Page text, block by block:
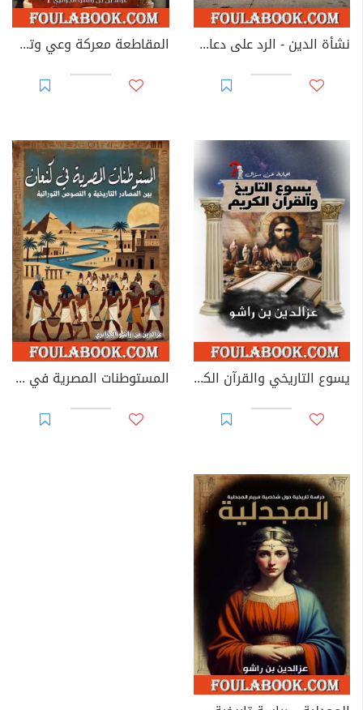
نشأة الدين - الرد على دعاوي الملحدين المقاطعة معركة وعي وتحرير
يسوع التاريخي والقرآن الكريم المستوطنات المصرية في كنعان بين المصادر التاريخية والنصوص التوراتية